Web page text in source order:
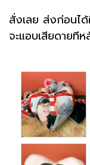
สั่งเลย ส่งก่อนไ
จะแอบเสียดายที